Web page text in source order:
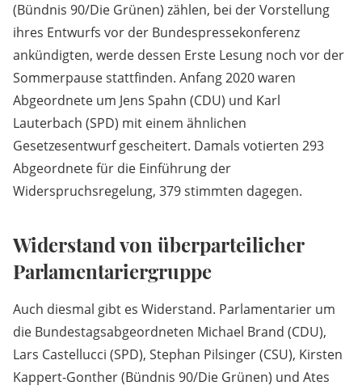
(Bündnis 90/Die Grünen) zählen, bei der Vorstellung
ihres Entwurfs vor der Bundespressekonferenz
ankündigten, werde dessen Erste Lesung noch vor der
Sommerpause stattfinden. Anfang 2020 waren
Abgeordnete um Jens Spahn (CDU) und Karl
Lauterbach (SPD) mit einem ähnlichen
Gesetzesentwurf gescheitert. Damals votierten 293
Abgeordnete für die Einführung der
Widerspruchsregelung, 379 stimmten dagegen.
Widerstand von überparteilicher
Parlamentariergruppe
Auch diesmal gibt es Widerstand. Parlamentarier um
die Bundestagsabgeordneten Michael Brand (CDU),
Lars Castellucci (SPD), Stephan Pilsinger (CSU), Kirsten
Kappert-Gonther (Bündnis 90/Die Grünen) und Ates